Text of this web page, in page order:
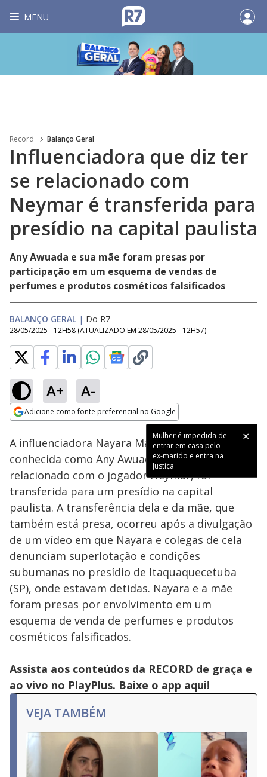
MENU
Record Balanço Geral
Influenciadora que diz ter
se relacionado com
Neymar é transferida para
presídio na capital paulista
Any Awuada e sua mãe foram presas por
participação em um esquema de vendas de
perfumes e produtos cosméticos falsificados
BALANÇO GERAL | Do R7
28/05/2025 - 12H58 (ATUALIZADO EM 28/05/2025 - 12H57)
A+ A-
Adicione como fonte preferencial no Google
Mulher é impedida de
entrar em casa pelo
ex-marido e entra na
Justiça
Ativar
:
38.41%
A influenciadora Nayara Macedo, de 25 anos,
conhecida como Any Awuada, que alega ter se
relacionado com o jogador Neymar, foi
transferida para um presídio na capital
paulista. A transferência dela e da mãe, que
também está presa, ocorreu após a divulgação
de um vídeo em que Nayara e colegas de cela
denunciam superlotação e condições
subumanas no presídio de Itaquaquecetuba
(SP), onde estavam detidas. Nayara e a mãe
foram presas por envolvimento em um
esquema de venda de perfumes e produtos
cosméticos falsificados.
Assista aos conteúdos da RECORD de graça e
ao vivo no PlayPlus. Baixe o app aqui!
VEJA TAMBÉM